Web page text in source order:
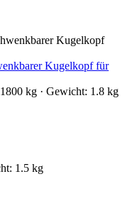
Kugelkopf für
kg · Gewicht: 1.8 kg
1.5 kg